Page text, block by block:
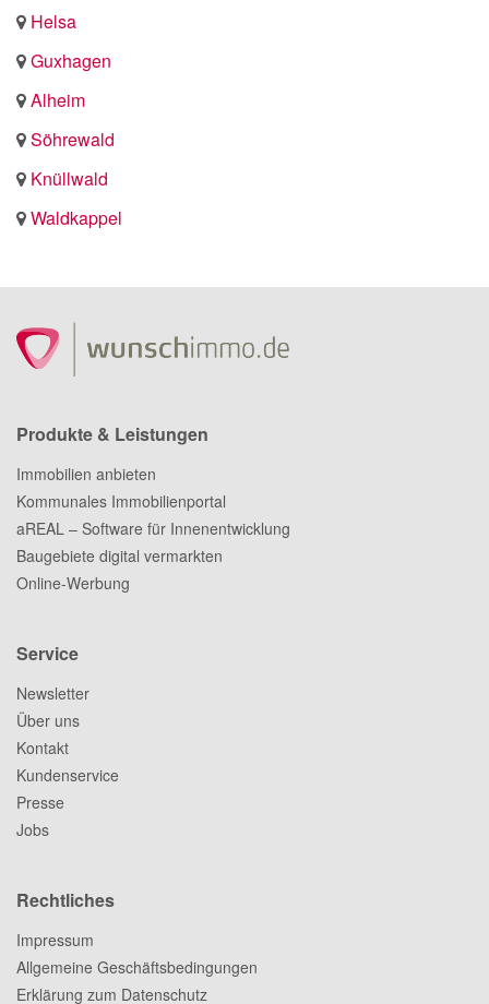
Helsa
Guxhagen
Alheim
Söhrewald
Knüllwald
Waldkappel
Produkte & Leistungen
Immobilien anbieten
Kommunales Immobilienportal
aREAL – Software für Innenentwicklung
Baugebiete digital vermarkten
Online-Werbung
Service
Newsletter
Über uns
Kontakt
Kundenservice
Presse
Jobs
Rechtliches
Impressum
Allgemeine Geschäftsbedingungen
Erklärung zum Datenschutz